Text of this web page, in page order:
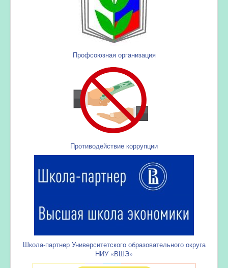
Профсоюзная организация
Противодействие коррупции
Школа-партнер Университетского образовательного округа
НИУ «ВШЭ»